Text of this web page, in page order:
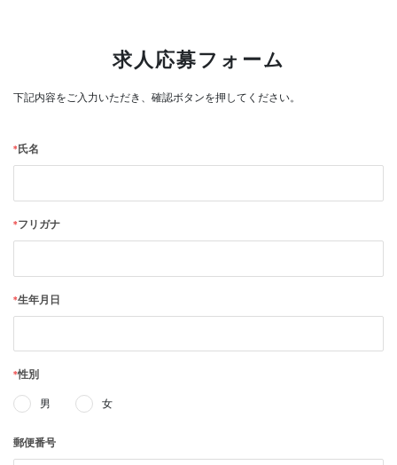
求人応募フォーム
下記内容をご入力いただき、確認ボタンを押してください。
*氏名
*フリガナ
*生年月日
*性別
男 女
郵便番号